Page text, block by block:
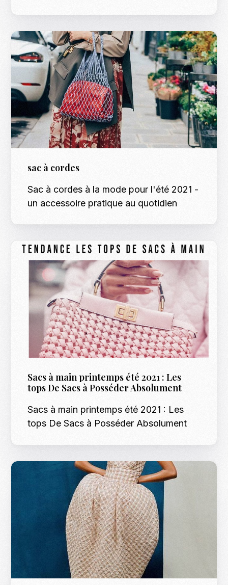
sac à cordes
Sac à cordes à la mode pour l'été 2021 -
un accessoire pratique au quotidien
Sacs à main printemps été 2021 : Les
tops De Sacs à Posséder Absolument
Sacs à main printemps été 2021 : Les
tops De Sacs à Posséder Absolument